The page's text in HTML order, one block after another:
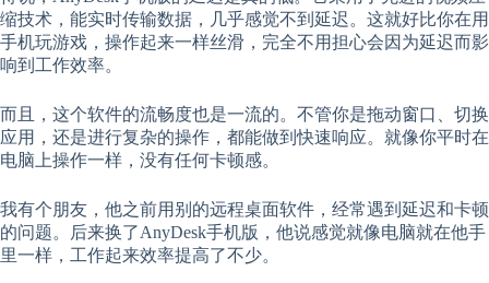
缩技术，能实时传输数据，几乎感觉不到延迟。这就好比你在用
手机玩游戏，操作起来一样丝滑，完全不用担心会因为延迟而影
响到工作效率。
而且，这个软件的流畅度也是一流的。不管你是拖动窗口、切换
应用，还是进行复杂的操作，都能做到快速响应。就像你平时在
电脑上操作一样，没有任何卡顿感。
我有个朋友，他之前用别的远程桌面软件，经常遇到延迟和卡顿
的问题。后来换了AnyDesk手机版，他说感觉就像电脑就在他手
里一样，工作起来效率提高了不少。